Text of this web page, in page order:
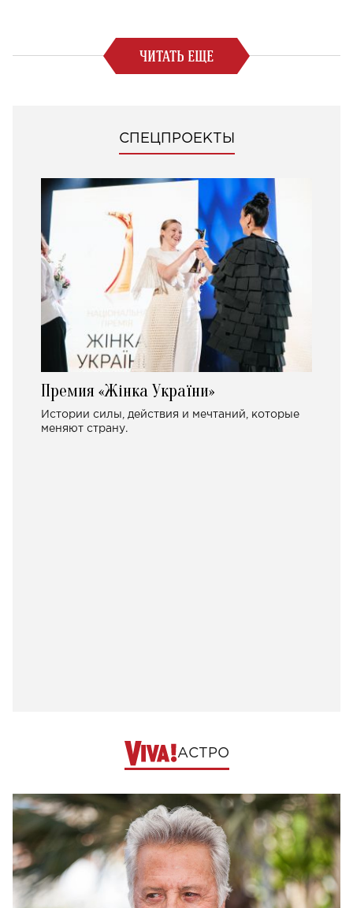
ЧИТАТЬ ЕЩЕ
СПЕЦПРОЕКТЫ
Премия «Жінка України»
Истории силы, действия и мечтаний, которые
меняют страну.
АСТРО